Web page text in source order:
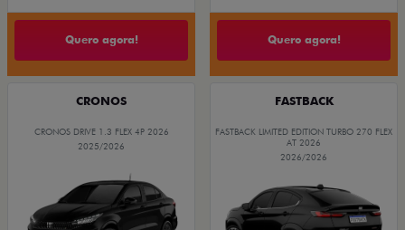
Quero agora! Quero agora!
CRONOS
CRONOS DRIVE 1.3 FLEX 4P 2026
2025/2026
FASTBACK
FASTBACK LIMITED EDITION TURBO 270 FLEX
AT 2026
2026/2026